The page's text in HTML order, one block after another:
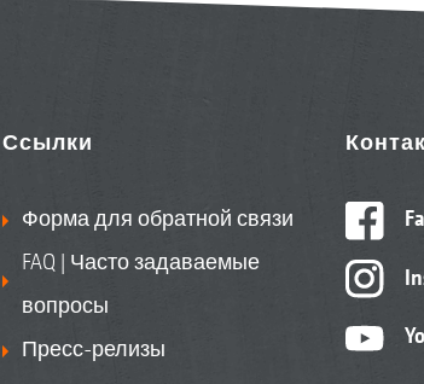
Ссылки
Форма для обратной связи
FAQ | Часто задаваемые
вопросы
Пресс-релизы